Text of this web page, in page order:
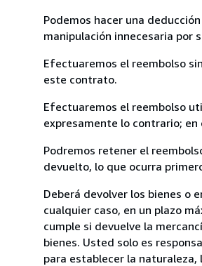
Podemos hacer una
manipulación innecesaria por
Efectuaremos el reembolso
este contrato.
Efectuaremos el reembolso
expresamente lo contrario;
Podremos retener el
devuelto, lo que ocurra
Deberá devolver los bienes o
cualquier caso, en un plazo
cumple si devuelve la
bienes. Usted solo es
para establecer la